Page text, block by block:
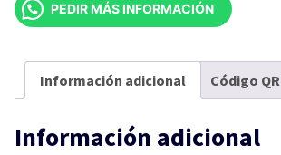
PEDIR MÁS INFORMACIÓN
Información adicional Código QR
Información adicional